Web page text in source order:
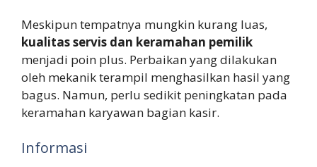
Meskipun tempatnya mungkin kurang luas,
kualitas servis dan keramahan pemilik
menjadi poin plus. Perbaikan yang dilakukan
oleh mekanik terampil menghasilkan hasil yang
bagus. Namun, perlu sedikit peningkatan pada
keramahan karyawan bagian kasir.
Informasi